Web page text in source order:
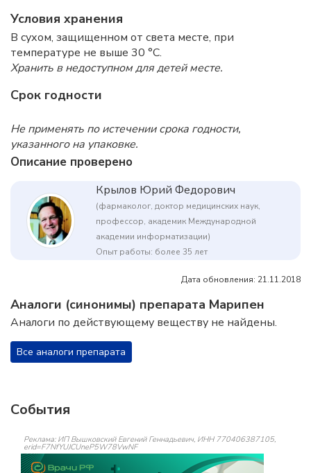
Условия хранения
В сухом, защищенном от света месте, при
температуре не выше 30 °C.
Хранить в недоступном для детей месте.
Срок годности
Не применять по истечении срока годности,
указанного на упаковке.
Описание проверено
Крылов Юрий Федорович
(фармаколог, доктор медицинских наук,
профессор, академик Международной
академии информатизации)
Опыт работы: более 35 лет
Дата обновления: 21.11.2018
Аналоги (синонимы) препарата Марипен
Аналоги по действующему веществу не найдены.
Все аналоги препарата
События
Реклама: ИП Вышковский Евгений Геннадьевич, ИНН 770406387105,
erid=F7NfYUJCUneP5W78VwNF